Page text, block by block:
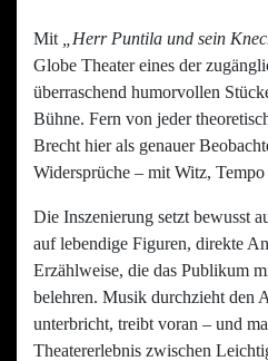
Mit „Herr Puntila und sein
Globe Theater eines der
überraschend humorvollen
Bühne. Fern von jeder
Brecht hier als genauer
Widersprüche – mit Witz,
Die Inszenierung setzt bewusst
auf lebendige Figuren, direkte
Erzählweise, die das Publikum
belehren. Musik durchzieht den
unterbricht, treibt voran – und
Theatererlebnis zwischen